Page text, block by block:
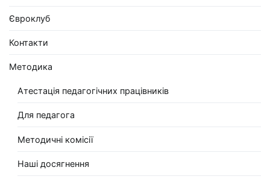
Євроклуб
Контакти
Методика
Атестація педагогічних працівників
Для педагога
Методичні комісії
Наші досягнення